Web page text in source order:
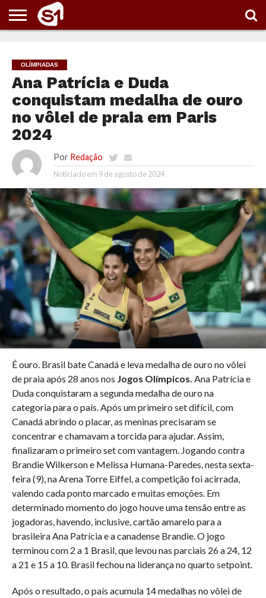
OLÍMPIADAS
Ana Patrícia e Duda
conquistam medalha de ouro
no vôlei de praia em Paris
2024
Por Redação
Noticiado em 9 de agosto de 2024
É ouro. Brasil bate Canadá e leva medalha de ouro no vôlei
de praia após 28 anos nos Jogos Olímpicos. Ana Patrícia e
Duda conquistaram a segunda medalha de ouro na
categoria para o país. Após um primeiro set difícil, com
Canadá abrindo o placar, as meninas precisaram se
concentrar e chamavam a torcida para ajudar. Assim,
finalizaram o primeiro set com vantagem. Jogando contra
Brandie Wilkerson e Melissa Humana-Paredes, nesta sexta-
feira (9), na Arena Torre Eiffel, a competição foi acirrada,
valendo cada ponto marcado e muitas emoções. Em
determinado momento do jogo houve uma tensão entre as
jogadoras, havendo, inclusive, cartão amarelo para a
brasileira Ana Patrícia e a canadense Brandie. O jogo
terminou com 2 a 1 Brasil, que levou nas parciais 26 a 24, 12
a 21 e 15 a 10. Brasil fechou na liderança no quarto setpoint.
Após o resultado, o país acumula 14 medalhas no vôlei de